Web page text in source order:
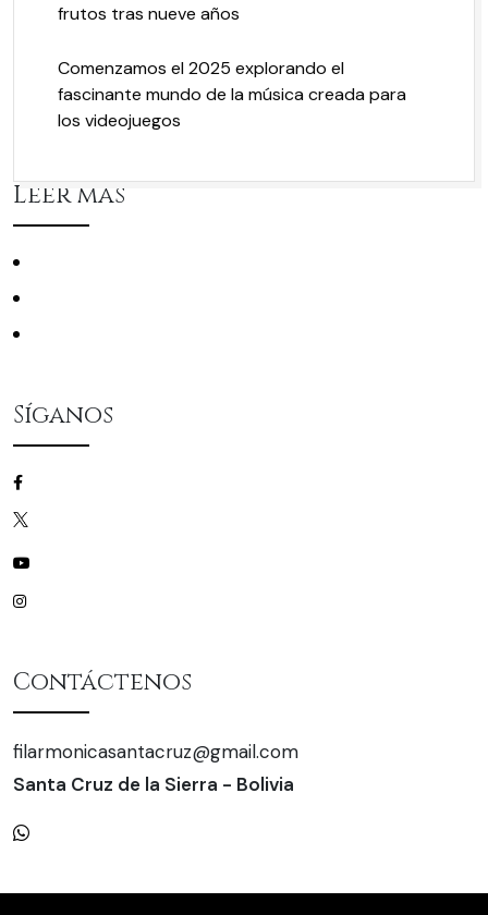
frutos tras nueve años
Comenzamos el 2025 explorando el
fascinante mundo de la música creada para
los videojuegos
Leer más
Síganos
Contáctenos
filarmonicasantacruz@gmail.com
Santa Cruz de la Sierra - Bolivia